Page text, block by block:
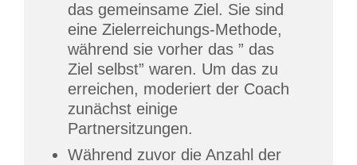
das gemeinsame Ziel. Sie sind
eine Zielerreichungs-Methode,
während sie vorher das ” das
Ziel selbst” waren. Um das zu
erreichen, moderiert der Coach
zunächst einige
Partnersitzungen.
Während zuvor die Anzahl der